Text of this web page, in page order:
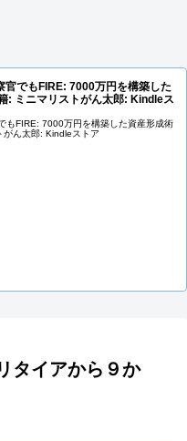
でもFIRE: 7000万円を構築した
: ミニマリストがん太郎: Kindleス
もFIRE: 7000万円を構築した資産形成術
がん太郎: Kindleストア
タイアから９か